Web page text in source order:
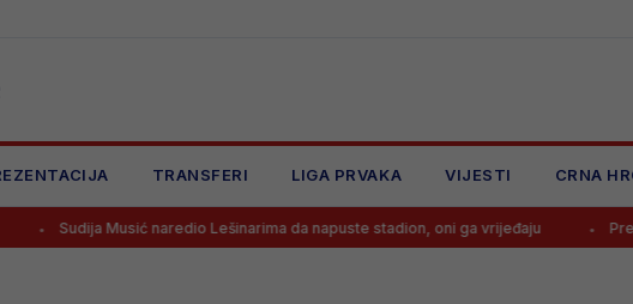
TRANSFERI LIGA PRVAKA VIJESTI CRNA
naredio Lešinarima da napuste stadion, oni ga vrijeđaju Prekinuta utakmica